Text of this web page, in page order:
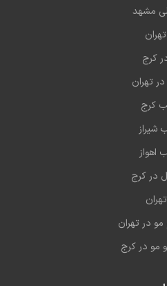
مشهد
کرج
تهران
کرج
در کرج
در تهران
در کرج